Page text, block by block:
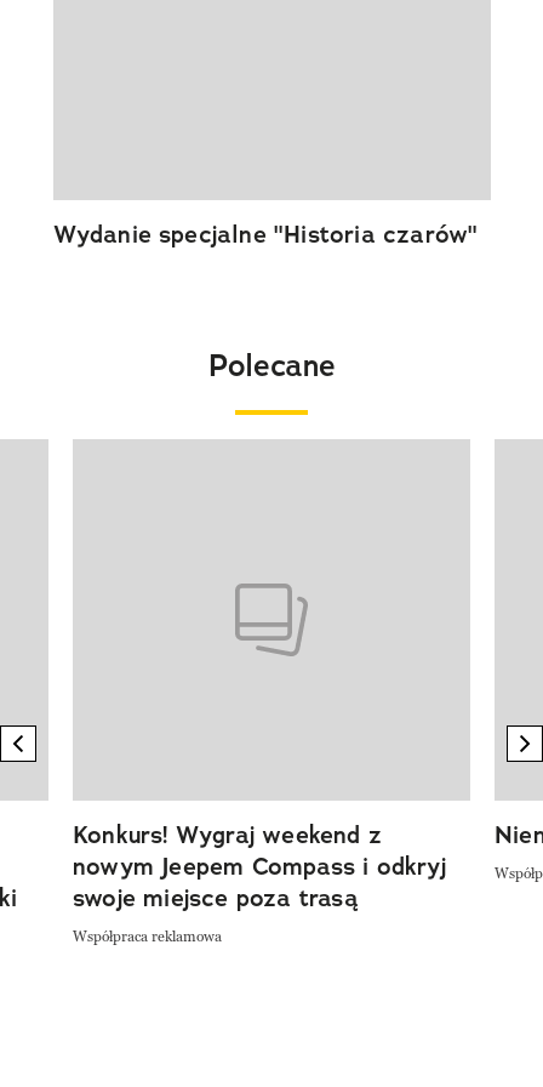
Wydanie specjalne "Historia czarów"
Polecane
previous element
Konkurs! Wygraj weekend z
nowym Jeepem Compass i odkryj
swoje miejsce poza trasą
Współpraca reklamowa